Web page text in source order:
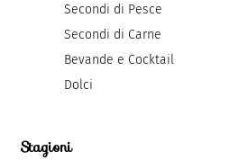
Secondi di Pesce
Secondi di Carne
Bevande e Cocktail
Dolci
Stagioni